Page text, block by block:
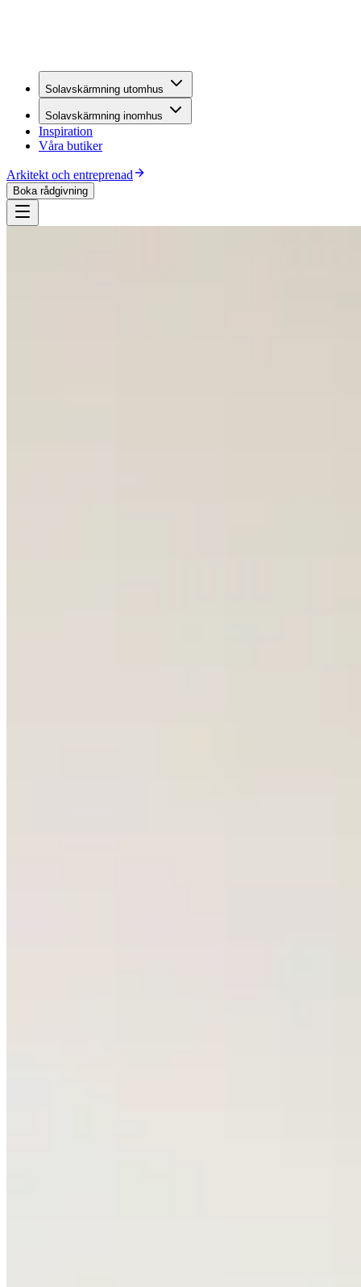
Solavskärmning utomhus
Solavskärmning inomhus
Inspiration
Våra butiker
Arkitekt och entreprenad
Boka rådgivning